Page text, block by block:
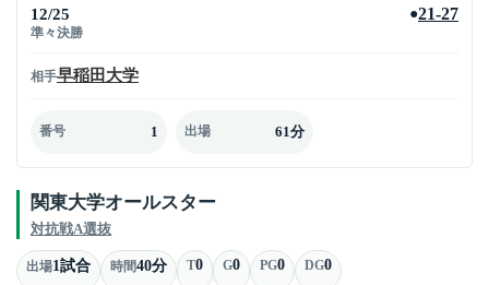
12/25
準々決勝
●21-27
相手早稲田大学
番号 1 出場 61分
関東大学オールスター
対抗戦A選抜
出場1試合 時間40分 T0 G0 PG0 DG0